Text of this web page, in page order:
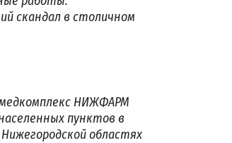
скандал в столичном
НИЖФАРМ
пунктов в
Нижегородской областях